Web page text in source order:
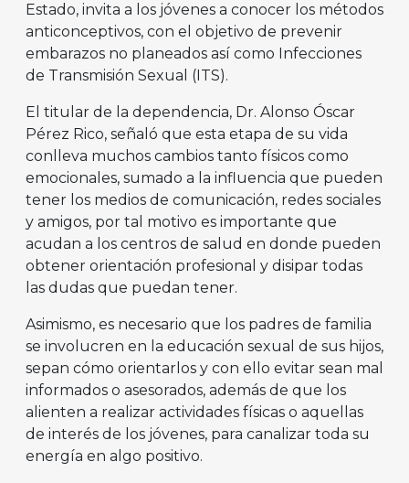
Estado, invita a los jóvenes a conocer los métodos
anticonceptivos, con el objetivo de prevenir
embarazos no planeados así como Infecciones
de Transmisión Sexual (ITS).
El titular de la dependencia, Dr. Alonso Óscar
Pérez Rico, señaló que esta etapa de su vida
conlleva muchos cambios tanto físicos como
emocionales, sumado a la influencia que pueden
tener los medios de comunicación, redes sociales
y amigos, por tal motivo es importante que
acudan a los centros de salud en donde pueden
obtener orientación profesional y disipar todas
las dudas que puedan tener.
Asimismo, es necesario que los padres de familia
se involucren en la educación sexual de sus hijos,
sepan cómo orientarlos y con ello evitar sean mal
informados o asesorados, además de que los
alienten a realizar actividades físicas o aquellas
de interés de los jóvenes, para canalizar toda su
energía en algo positivo.